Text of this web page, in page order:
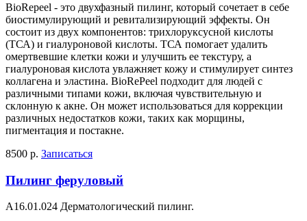
BioRepeel - это двухфазный пилинг, который сочетает в себе
биостимулирующий и ревитализирующий эффекты. Он
состоит из двух компонентов: трихлоруксусной кислоты
(ТСА) и гиалуроновой кислоты. ТСА помогает удалить
омертвевшие клетки кожи и улучшить ее текстуру, а
гиалуроновая кислота увлажняет кожу и стимулирует синтез
коллагена и эластина. BioRePeel подходит для людей с
различными типами кожи, включая чувствительную и
склонную к акне. Он может использоваться для коррекции
различных недостатков кожи, таких как морщины,
пигментация и постакне.
8500 р. Записаться
Пилинг феруловый
A16.01.024 Дерматологический пилинг.